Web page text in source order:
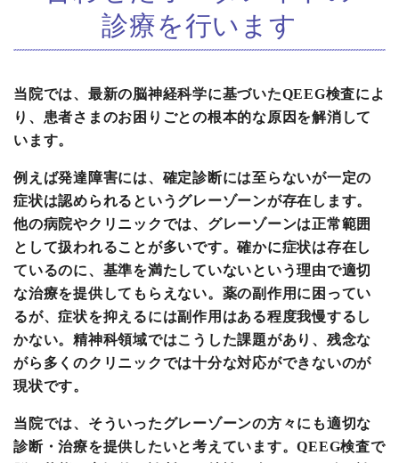
診療を行います
当院では、最新の脳神経科学に基づいたQEEG検査によ
り、患者さまのお困りごとの根本的な原因を解消して
います。
例えば発達障害には、確定診断には至らないが一定の
症状は認められるというグレーゾーンが存在します。
他の病院やクリニックでは、グレーゾーンは正常範囲
として扱われることが多いです。確かに症状は存在し
ているのに、基準を満たしていないという理由で適切
な治療を提供してもらえない。薬の副作用に困ってい
るが、症状を抑えるには副作用はある程度我慢するし
かない。精神科領域ではこうした課題があり、残念な
がら多くのクリニックでは十分な対応ができないのが
現状です。
当院では、そういったグレーゾーンの方々にも適切な
診断・治療を提供したいと考えています。QEEG検査で